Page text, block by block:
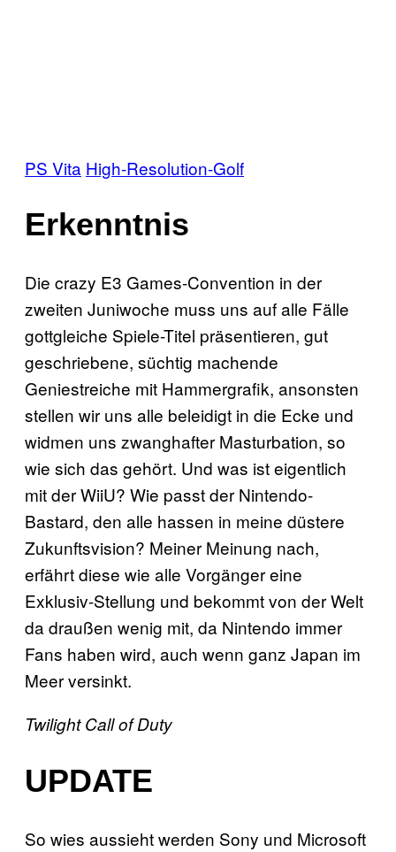
PS Vita High-Resolution-Golf
Erkenntnis
Die crazy E3 Games-Convention in der
zweiten Juniwoche muss uns auf alle Fälle
gottgleiche Spiele-Titel präsentieren, gut
geschriebene, süchtig machende
Geniestreiche mit Hammergrafik, ansonsten
stellen wir uns alle beleidigt in die Ecke und
widmen uns zwanghafter Masturbation, so
wie sich das gehört. Und was ist eigentlich
mit der WiiU? Wie passt der Nintendo-
Bastard, den alle hassen in meine düstere
Zukunftsvision? Meiner Meinung nach,
erfährt diese wie alle Vorgänger eine
Exklusiv-Stellung und bekommt von der Welt
da draußen wenig mit, da Nintendo immer
Fans haben wird, auch wenn ganz Japan im
Meer versinkt.
Twilight Call of Duty
UPDATE
So wies aussieht werden Sony und Microsoft